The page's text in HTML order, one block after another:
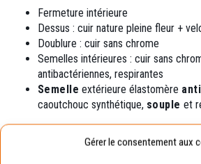
Gérer le consentement aux
Exemple
Fermeture intérieure
Dessus : cuir nature pleine fleur +
Doublure : cuir sans chrome
Semelles intérieures : cuir sans
antibactériennes, respirantes
Semelle extérieure élastomère
caoutchouc synthétique, souple et